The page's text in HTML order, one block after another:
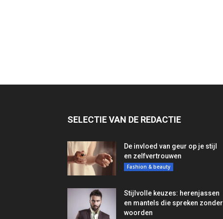
SELECTIE VAN DE REDACTIE
De invloed van geur op je stijl
en zelfvertrouwen
Fashion & beauty
Stijlvolle keuzes: herenjassen
en mantels die spreken zonder
woorden